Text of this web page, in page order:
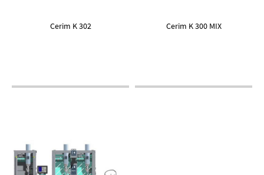
Cerim K 302 Cerim K 300 MIX